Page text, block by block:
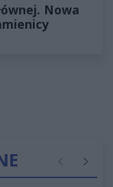
Nowa
Poprzednie